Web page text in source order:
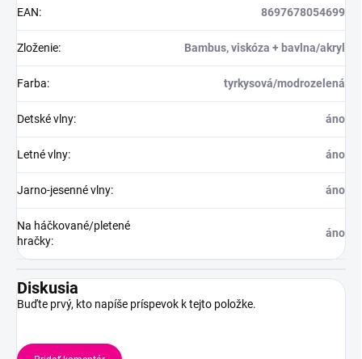
EAN: 8697678054699
Zloženie: Bambus, viskóza + bavlna/akryl
Farba: tyrkysová/modrozelená
Detské vlny: áno
Letné vlny: áno
Jarno-jesenné vlny: áno
Na háčkované/pletené
hračky:
áno
Diskusia
Buďte prvý, kto napíše príspevok k tejto položke.